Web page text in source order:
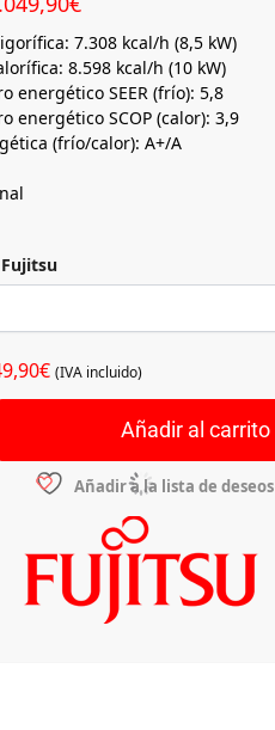
7.308 kcal/h (8,5 kW)
8.598 kcal/h (10 kW)
energético SEER (frío): 5,8
energético SCOP (calor): 3,9
(frío/calor): A+/A
€ (IVA incluido)
Añadir al carrito
Añadir a la lista de deseos